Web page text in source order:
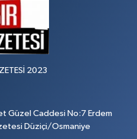
2023
Güzel Caddesi No:7 Erdem
Düziçi/Osmaniye